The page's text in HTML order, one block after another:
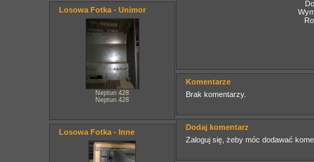
Losowa Fotka - Unimor
Neptun 428
Neptun 428
Losowa Fotka - Inne
Komentarze
Brak komentarzy.
Dodaj komentarz
Zaloguj się, żeby móc dodawać